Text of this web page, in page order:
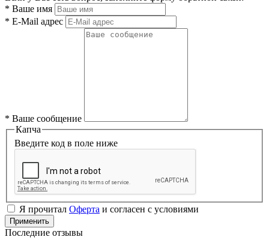
* Ваше имя
* E-Mail адрес
* Ваше сообщение
Капча
Введите код в поле ниже
Я прочитал Оферта и согласен с условиями
Применить
Последние отзывы